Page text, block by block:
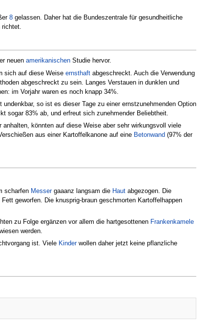
8 gelassen. Daher hat die Bundeszentrale für gesundheitliche
neuen amerikanischen Studie hervor.
sich auf diese Weise ernsthaft abgeschreckt. Auch die Verwendung
abgeschreckt zu sein. Langes Verstauen in dunklen und
im Vorjahr waren es noch knapp 34%.
so ist es dieser Tage zu einer ernstzunehmenden Option
sogar 83% ab, und erfreut sich zunehmender Beliebtheit.
könnten auf diese Weise aber sehr wirkungsvoll viele
aus einer Kartoffelkanone auf eine Betonwand (97% der
scharfen Messergaaanz langsam die Haut abgezogen. Die
geworfen. Die knusprig-braun geschmorten Kartoffelhappen
zu Folge ergänzen vor allem die hartgesottenen Frankenkamele
werden.
ist. Viele Kinderwollen daher jetzt keine pflanzliche